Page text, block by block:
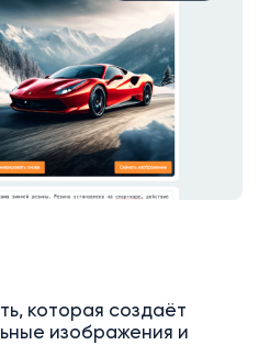
которая создаёт
изображения и